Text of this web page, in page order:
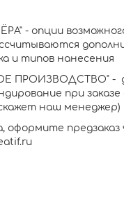
- опции
и типов нанесения
ПРОИЗВОДСТВО" -
при заказе
наш менеджер)
оформите предзаказ